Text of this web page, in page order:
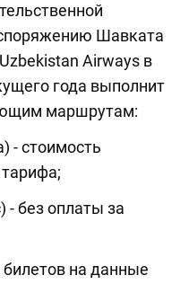
Шавката
Airways в
года выполнит
маршрутам:
- стоимость
- без оплаты за
на данные